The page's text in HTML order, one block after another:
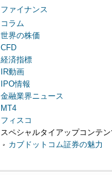
ファイナンス
コラム
世界の株価
CFD
経済指標
IR動画
IPO情報
金融業界ニュース
MT4
フィスコ
スペシャルタイアップコンテ
カブドットコム証券の魅力